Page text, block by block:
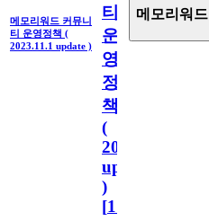
메모리워드 커뮤니
티 운영정책 (
2023.11.1 update )
티
운
영
정
책
(
2023.11.1
update
)
[110
메모리워드